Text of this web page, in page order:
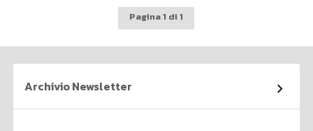
Pagina 1 di 1
Archivio Newsletter